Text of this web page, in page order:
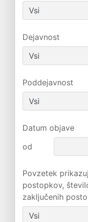
Dejavnost
Poddejavnost
Datum objave
od
Povzetek
postopkov,
zaključenih